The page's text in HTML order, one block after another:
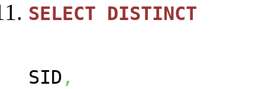
SELECT
DISTINCT
SID ,